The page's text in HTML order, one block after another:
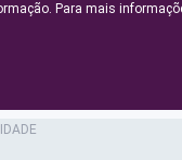
Para mais